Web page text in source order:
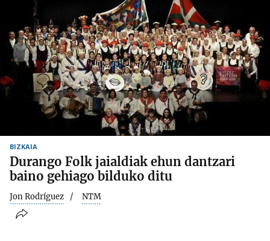
BIZKAIA
Durango Folk jaialdiak ehun dantzari
baino gehiago bilduko ditu
Jon Rodríguez NTM